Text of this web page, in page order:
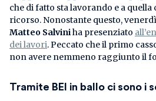
che di fatto sta lavorando e a quella
ricorso. Nonostante questo,
Matteo Salviniha presenziato
dei lavori. Peccato che il primo
non avere nemmeno raggiunto il
Tramite BEI in ballo ci sono i